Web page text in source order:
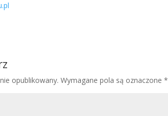
opublikowany. Wymagane pola są oznaczone*